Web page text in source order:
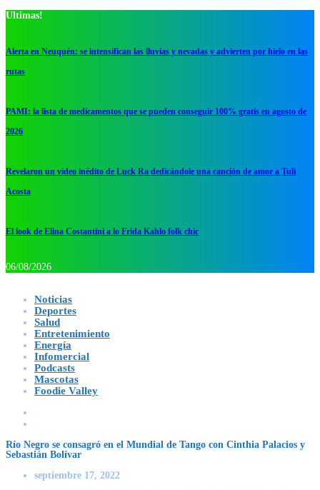
Ultimas!
Alerta en Neuquén: se intensifican las lluvias y nevadas y advierten por hielo en las
rutas
PAMI: la lista de medicamentos que se pueden conseguir 100% gratis en agosto de
2026
Revelaron un video inédito de Luck Ra dedicándole una canción de amor a Tuli
Acosta
El look de Elina Costantini a lo Frida Kahlo folk chic
06/08/2026
Noticias
Deportes
Salud
Entretenimiento
Energía
Infomercial
Podcasts
Mascotas
Foodie Valley
Río Negro se consagró en el Mundial de Tango con Cinthia Palacios y
Sebastián Bolívar
septiembre 17, 2022